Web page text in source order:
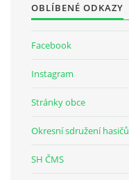
ARCHIV
OBLÍBENÉ ODKAZY
Facebook
Instagram
Stránky obce
Okresní sdružení hasičů
SH ČMS